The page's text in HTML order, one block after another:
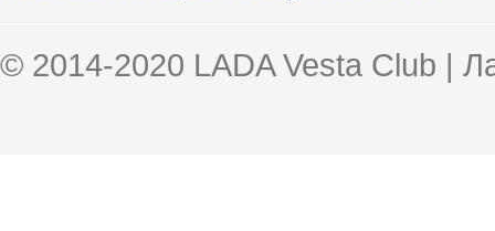
© 2014-2020 LADA Vesta Club |